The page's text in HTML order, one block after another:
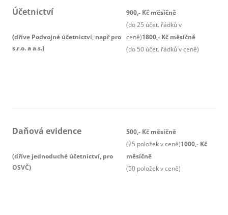
Účetnictví
(dříve Podvojné účetnictví, např pro
s.r.o. a a.s.)
900,- Kč měsíčně
(do 25 účet. řádků v
ceně)1800,- Kč měsíčně
(do 50 účet. řádků v ceně)
Daňová evidence
(dříve jednoduché účetnictví, pro
OSVČ)
500,- Kč měsíčně
(25 položek v ceně)1000,- Kč
měsíčně
(50 položek v ceně)